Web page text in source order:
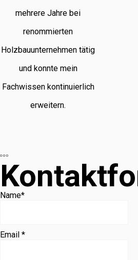
mehrere Jahre bei
renommierten
Holzbauunternehmen tätig
und konnte mein
Fachwissen kontinuierlich
erweitern.
Name*
Email *